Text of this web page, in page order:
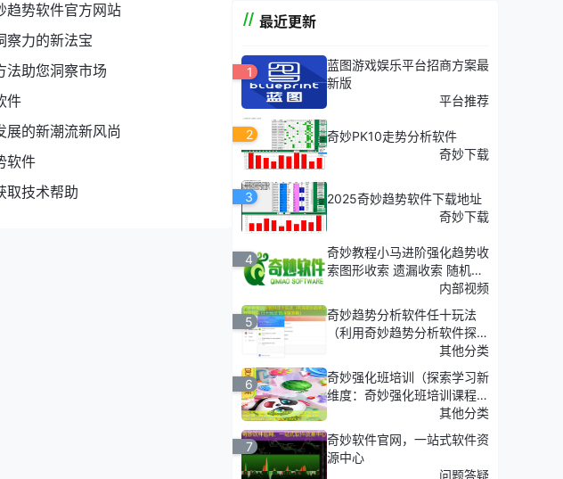
趋势软件官方网站
察力的新法宝
法助您洞察市场
件
展的新潮流新风尚
软件
取技术帮助
最近更新
1
蓝图游戏娱乐平台招商方案最
新版
平台推荐
2
奇妙PK10走势分析软件
奇妙下载
3
2025奇妙趋势软件下载地址
奇妙下载
4
奇妙教程小马进阶强化趋势收
索图形收索 遗漏收索 随机收
内部视频
5
奇妙趋势分析软件任十玩法
（利用奇妙趋势分析软件探
索'任十玩法'的深度策略）
其他分类
6
奇妙强化班培训（探索学习新
维度：奇妙强化班培训课程介
其他分类
7
奇妙软件官网，一站式软件资
源中心
问题答疑